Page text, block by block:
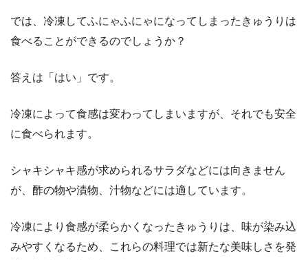
では、冷凍してふにゃふにゃになってしまったきゅうりは
食べることができるのでしょうか？
答えは「はい」です。
冷凍によって食感は変わってしまいますが、それでも安全
に食べられます。
シャキシャキ感が求められるサラダなどには向きません
が、酢の物や漬物、汁物などには適しています。
冷凍により食感が柔らかくなったきゅうりは、味が染み込
みやすくなるため、これらの料理では新たな美味しさを発